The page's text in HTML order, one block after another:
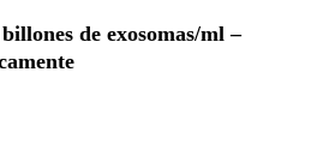
de exosomas/ml –